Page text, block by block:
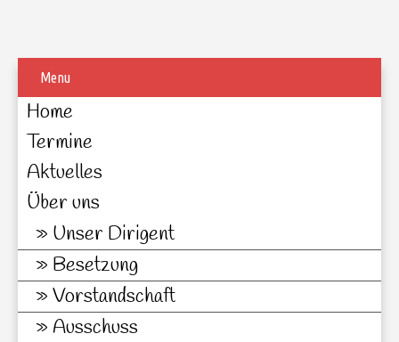
Menu
Home
Termine
Aktuelles
Über uns
Unser Dirigent
Besetzung
Vorstandschaft
Ausschuss